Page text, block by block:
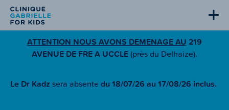
ATTENTION NOUS AVONS DEMENAGE AU 219
AVENUE DE FRE A UCCLE(près du Delhaize).
Le Dr Kadz sera absente du 18/07/26 au 17/08/26 inclus.